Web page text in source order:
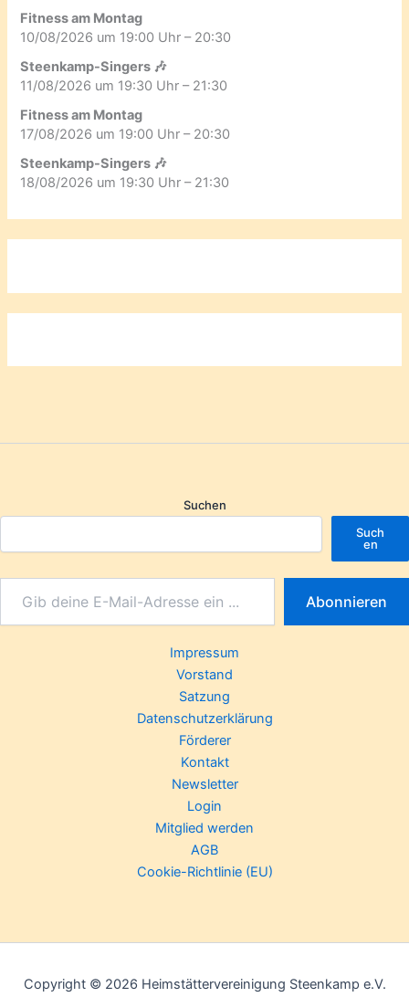
Fitness am Montag
10/08/2026 um 19:00 Uhr – 20:30
Steenkamp-Singers 🎶
11/08/2026 um 19:30 Uhr – 21:30
Fitness am Montag
17/08/2026 um 19:00 Uhr – 20:30
Steenkamp-Singers 🎶
18/08/2026 um 19:30 Uhr – 21:30
Suchen
Such
en
Abonnieren
Impressum
Vorstand
Satzung
Datenschutzerklärung
Förderer
Kontakt
Newsletter
Login
Mitglied werden
AGB
Cookie-Richtlinie (EU)
Copyright © 2026 Heimstättervereinigung Steenkamp e.V.